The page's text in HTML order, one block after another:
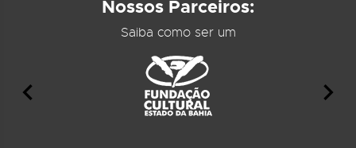
Nossos Parceiros:
Saiba como ser um